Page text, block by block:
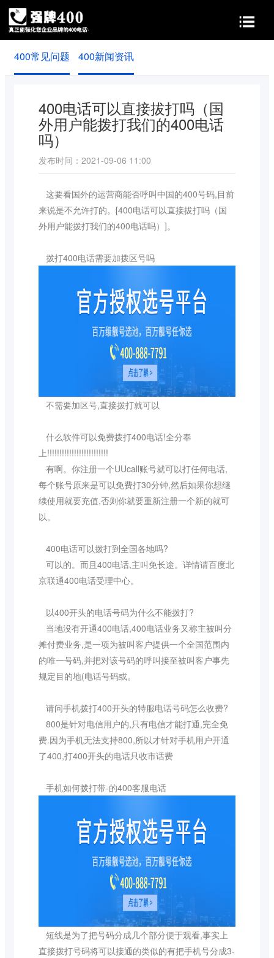
首页 400功能
常见问题 新闻资讯
关于我们
400常见问题 400新闻资讯
400电话可以直接拔打吗（国
外用户能拨打我们的400电话
吗）
发布时间：2021-09-06 11:00
这要看国外的运营商能否呼叫中国的400号码,目前
来说是不允许打的。[400电话可以直接拔打吗（国
外用户能拨打我们的400电话吗）]。
拨打400电话需要加拨区号吗
不需要加区号,直接拨打就可以
什么软件可以免费拨打400电话!全分奉
上!!!!!!!!!!!!!!!!!!!!!!!!!
有啊。你注册一个UUcall账号就可以打任何电话,
每个账号原来是可以免费打30分钟,然后如果你想继
续使用就要充值,否则你就要重新注册一个新的就可
以。
400电话可以拨打到全国各地吗?
可以的。而且400电话,主叫免长途。详情请百度北
京联通400电话受理中心。
以400开头的电话号码为什么不能拨打?
当地没有开通400电话,400电话业务又称主被叫分
摊付费业务,是一项为被叫客户提供一个全国范围内
的唯一号码,并把对该号码的呼叫接至被叫客户事先
规定目的地(电话号码或。
请问手机拨打400开头的特服电话号码怎么收费?
800是针对电信用户的,只有电信才能打通,完全免
费.因为手机无法支持800,所以才针对手机用户开通
了400,打400开头的电话只收市话费
手机如何拨打带-的400客服电话
短线是为了把号码分成几个部分便于观看,事实上
直接拨打号码将可以接通的类似的有把手机号分成3-